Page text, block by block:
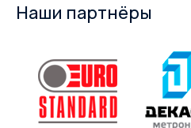
Наши партнёры